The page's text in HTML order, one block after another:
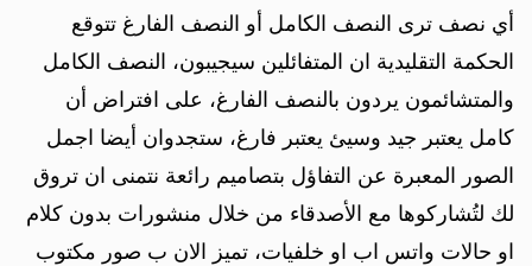
أي نصف ترى النصف الكامل أو النصف الفارغ تتوقع
الحكمة التقليدية ان المتفائلين سيجيبون، النصف الكامل
والمتشائمون يردون بالنصف الفارغ، على افتراض أن
كامل يعتبر جيد وسيئ يعتبر فارغ، ستجدوان أيضا اجمل
الصور المعبرة عن التفاؤل بتصاميم رائعة نتمنى ان تروق
لك لتُشاركوها مع الأصدقاء من خلال منشورات بدون كلام
او حالات واتس اب او خلفيات، تميز الان ب صور مكتوب